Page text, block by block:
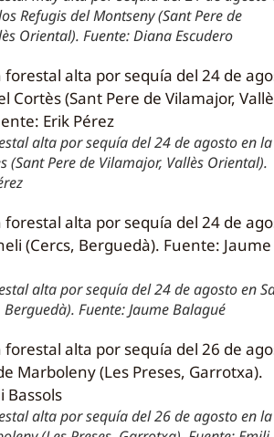
Refugis del Montseny (Sant Pere de
Oriental). Fuente: Diana Escudero
alta por sequía del 24 de agosto en la
(Sant Pere de Vilamajor, Vallès Oriental).
alta por sequía del 24 de agosto en
Berguedà). Fuente: Jaume Balagué
alta por sequía del 26 de agosto en la